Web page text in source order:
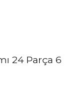
24 Parça 6